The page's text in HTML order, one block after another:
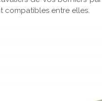
compatibles entre elles.